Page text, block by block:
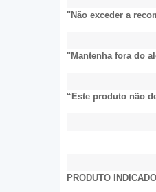
"Não exceder a
"Mantenha fora do
“Este produto não
PRODUTO